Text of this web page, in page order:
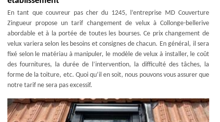
En tant que couvreur pas cher du 1245, l’entreprise MD Couverture
Zingueur propose un tarif changement de velux à Collonge-bellerive
abordable et à la portée de toutes les bourses. Ce prix changement de
velux variera selon les besoins et consignes de chacun. En général, il sera
fixé selon le matériau à manipuler, le modèle de velux à installer, le coût
des fournitures, la durée de l’intervention, la difficulté des tâches, la
forme de la toiture, etc. Quoi qu’il en soit, nous pouvons vous assurer que
notre tarif ne sera pas excessif.